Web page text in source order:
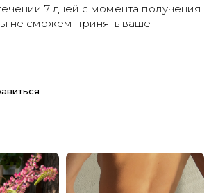
7 дней с момента получения
не сможем принять ваше